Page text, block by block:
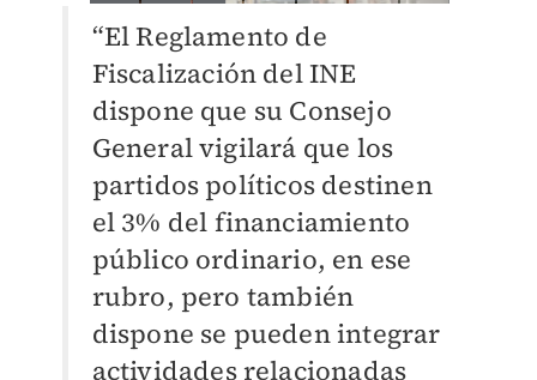
“El Reglamento de
Fiscalización del INE
dispone que su Consejo
General vigilará que los
partidos políticos destinen
el 3% del financiamiento
público ordinario, en ese
rubro, pero también
dispone se pueden integrar
actividades relacionadas